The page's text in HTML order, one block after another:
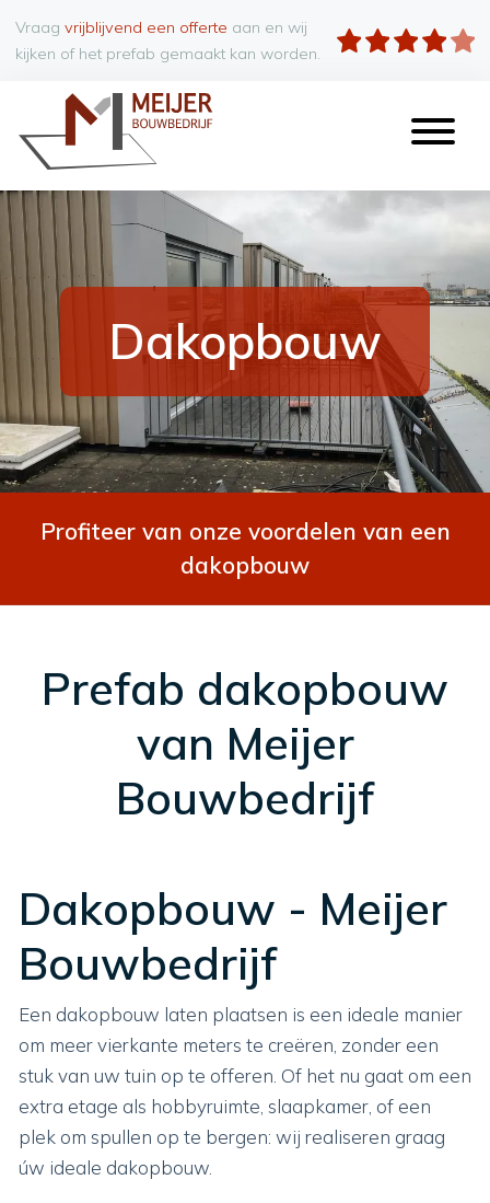
Vraagvrijblijvend een offerte aan en wij
kijken of het prefab gemaakt kan worden.
Dakopbouw
Profiteer van onze voordelen van een
dakopbouw
Prefab dakopbouw
van Meijer
Bouwbedrijf
Dakopbouw - Meijer
Bouwbedrijf
Een dakopbouw laten plaatsen is een ideale manier
om meer vierkante meters te creëren, zonder een
stuk van uw tuin op te offeren. Of het nu gaat om een
extra etage als hobbyruimte, slaapkamer, of een
plek om spullen op te bergen: wij realiseren graag
úw ideale dakopbouw.